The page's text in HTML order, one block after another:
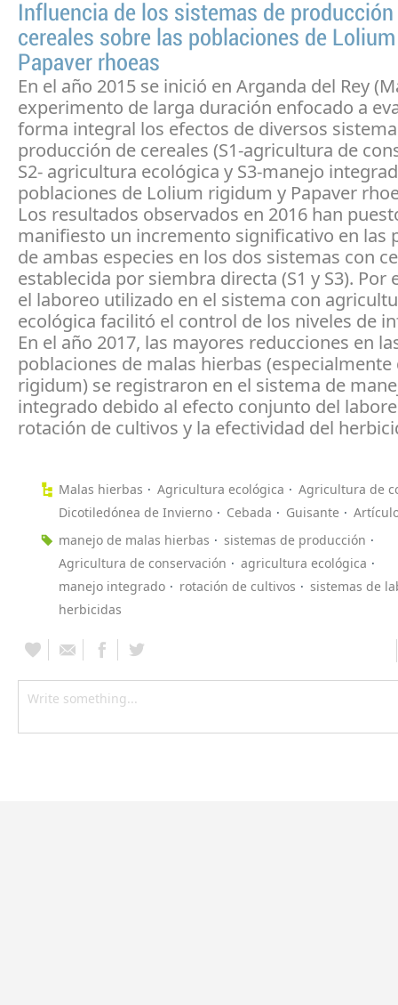
Influencia de los sistemas de producción
cereales sobre las poblaciones de
Papaver rhoeas
En el año 2015 se inició en Arganda del Rey
experimento de larga duración enfocado a
forma integral los efectos de diversos
producción de cereales (S1-agricultura de
S2- agricultura ecológica y S3-manejo
poblaciones de Lolium rigidum y Papaver
Los resultados observados en 2016 han
manifiesto un incremento significativo en las
de ambas especies en los dos sistemas con
establecida por siembra directa (S1 y S3). Por
el laboreo utilizado en el sistema con
ecológica facilitó el control de los niveles de
En el año 2017, las mayores reducciones en
poblaciones de malas hierbas (especialmente
rigidum) se registraron en el sistema de
integrado debido al efecto conjunto del
rotación de cultivos y la efectividad del
Malas hierbas Agricultura ecológica
Agricultura de
Dicotiledónea de Invierno
Cebada Guisante
manejo de malas hierbas
sistemas de producción
Agricultura de conservación
agricultura ecológica
manejo integrado
rotación de cultivos
sistemas de
herbicidas